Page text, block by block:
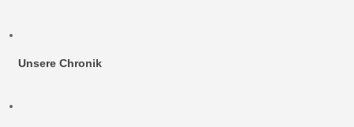
Unsere Chronik